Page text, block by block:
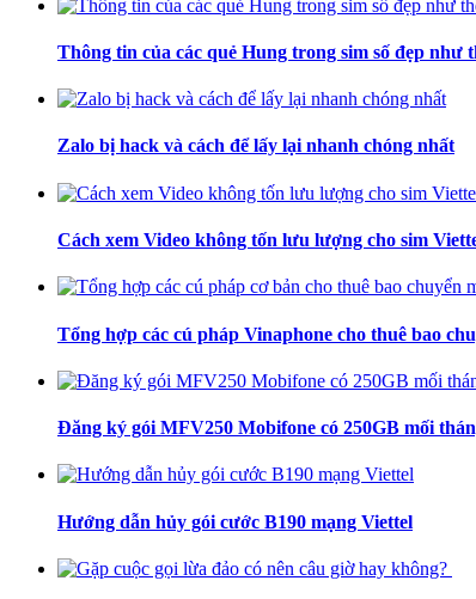
Thông tin của các quẻ Hung trong sim số đẹp như
Zalo bị hack và cách để lấy lại nhanh chóng nhất
Cách xem Video không tốn lưu lượng cho sim
Tổng hợp các cú pháp Vinaphone cho thuê bao
Đăng ký gói MFV250 Mobifone có 250GB mối
Hướng dẫn hủy gói cước B190 mạng Viettel